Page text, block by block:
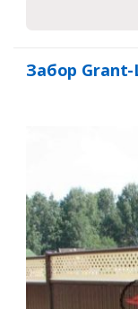
Забор